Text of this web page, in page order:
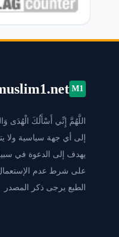
M1
اللَّهُمَّ إِنِّي أَسْأَلُكَ الْهُدَى
إلى أي جهة سياسية ولا
يهدف إلى الدعوة في
على شرط عدم الإستعمال
الطبع يرجى ذكر المصدر